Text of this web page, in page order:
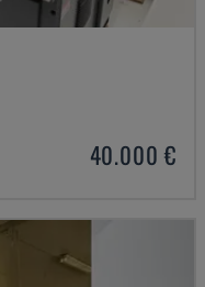
40.000 €